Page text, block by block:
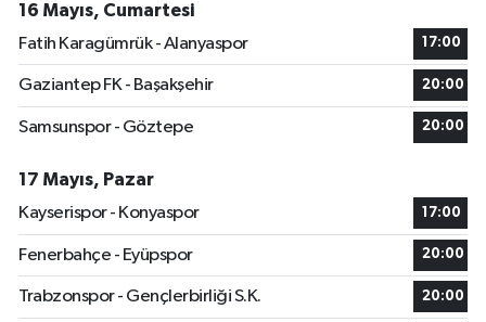
16 Mayıs, Cumartesi
Fatih Karagümrük - Alanyaspor
17:00
Gaziantep FK - Başakşehir 20:00
Samsunspor - Göztepe 20:00
17 Mayıs, Pazar
Kayserispor - Konyaspor
17:00
Fenerbahçe - Eyüpspor 20:00
Trabzonspor - Gençlerbirliği S.K. 20:00